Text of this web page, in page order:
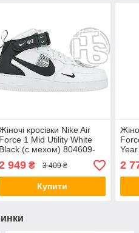
кросівки Nike Air
Force 1 Mid Utility White
Black (с мехом) 804609-
103949₴ 3 409 ₴
Купити
2